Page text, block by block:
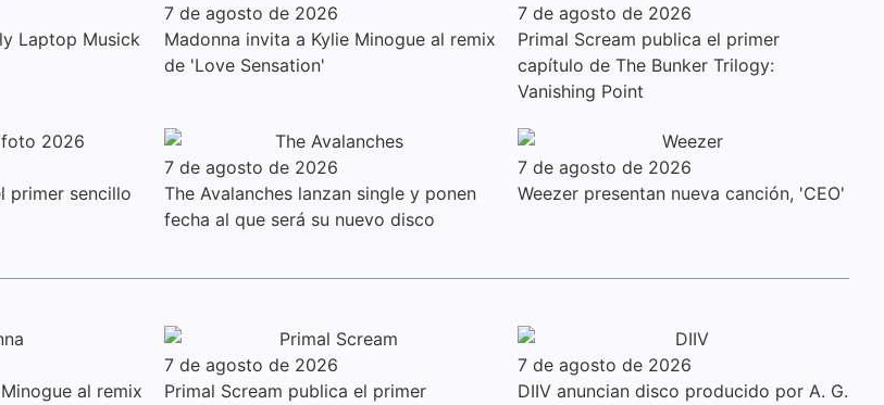
Laptop Musick
7 de agosto de 2026
Madonna invita a Kylie Minogue al remix
de 'Love Sensation'
7 de agosto de 2026
Primal Scream publica el primer
capítulo de The Bunker Trilogy:
Vanishing Point
primer sencillo
7 de agosto de 2026
The Avalanches lanzan single y ponen
fecha al que será su nuevo disco
7 de agosto de 2026
Weezer presentan nueva canción, 'CEO'
al remix
7 de agosto de 2026
Primal Scream publica el primer
7 de agosto de 2026
DIIV anuncian disco producido por A. G.